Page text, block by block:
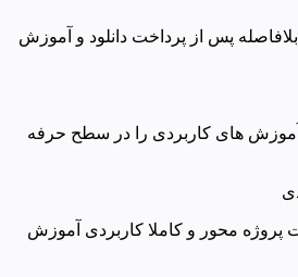
پس از پرداخت دانلود و آموزش
آموزش های کاربردی را در سطح حرفه
پروژه محور و کاملا کاربردی آموزش